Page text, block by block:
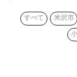
すべて 米沢市